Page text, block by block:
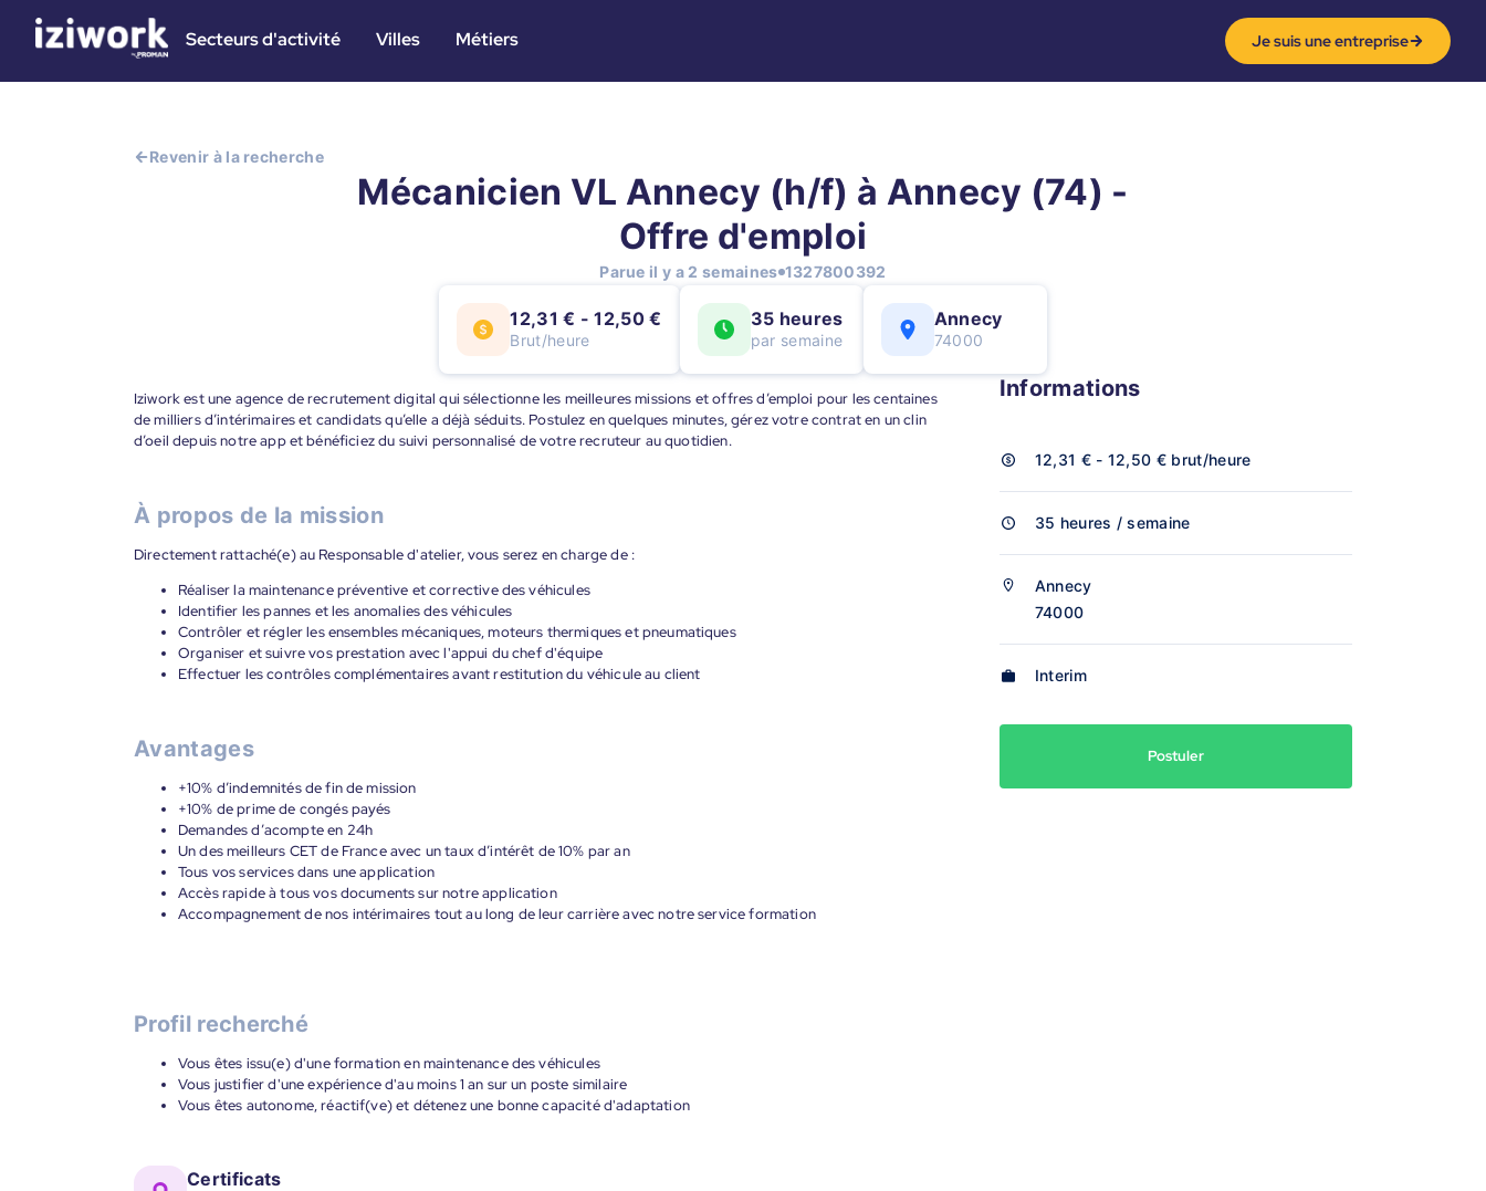
Secteurs d'activité Villes Métiers Je suis une entreprise
Revenir à la recherche
Mécanicien VL Annecy (h/f) à Annecy (74) -
Offre d'emploi
Parue il y a 2 semaines 1327800392
12,31 € - 12,50 €
Brut/heure
35 heures
par semaine
Annecy
74000
Iziwork est une agence de recrutement digital qui sélectionne les meilleures missions et offres d’emploi pour les centaines
de milliers d’intérimaires et candidats qu’elle a déjà séduits. Postulez en quelques minutes, gérez votre contrat en un clin
d’oeil depuis notre app et bénéficiez du suivi personnalisé de votre recruteur au quotidien.
À propos de la mission
Directement rattaché(e) au Responsable d'atelier, vous serez en charge de :
Réaliser la maintenance préventive et corrective des véhicules
Identifier les pannes et les anomalies des véhicules
Contrôler et régler les ensembles mécaniques, moteurs thermiques et pneumatiques
Organiser et suivre vos prestation avec l'appui du chef d'équipe
Effectuer les contrôles complémentaires avant restitution du véhicule au client
Avantages
+10% d’indemnités de fin de mission
+10% de prime de congés payés
Demandes d’acompte en 24h
Un des meilleurs CET de France avec un taux d’intérêt de 10% par an
Tous vos services dans une application
Accès rapide à tous vos documents sur notre application
Accompagnement de nos intérimaires tout au long de leur carrière avec notre service formation
Profil recherché
Vous êtes issu(e) d'une formation en maintenance des véhicules
Vous justifier d'une expérience d'au moins 1 an sur un poste similaire
Vous êtes autonome, réactif(ve) et détenez une bonne capacité d'adaptation
Certificats
Informations
12,31 € - 12,50 € brut/heure
35 heures / semaine
Annecy
74000
Interim
Postuler